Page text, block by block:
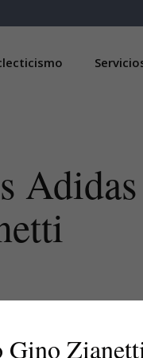
Gino